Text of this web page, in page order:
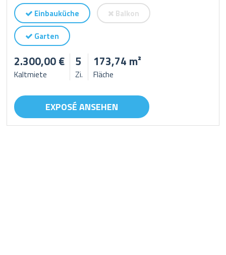
Einbauküche
Balkon
Garten
2.300,00 €
Kaltmiete
5
Zi.
173,74 m²
Fläche
EXPOSÉ ANSEHEN